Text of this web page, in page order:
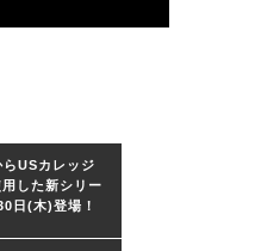
USカレッジ
用した新シリー
日(木)登場！